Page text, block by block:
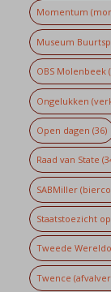
Momentum
Museum
OBS
Ongelukken
Open dagen (36)
Raad van State
SABMiller
Staatstoezicht
Tweede
Twence